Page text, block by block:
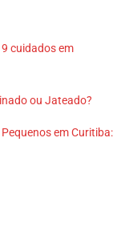
cuidados em
ou Jateado?
em Curitiba: